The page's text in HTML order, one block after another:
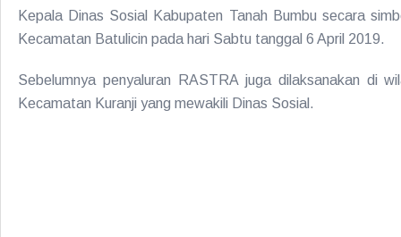
Kepala Dinas Sosial Kabupaten Tanah Bumbu secara
Kecamatan Batulicin pada hari Sabtu tanggal 6 April 2019.
Sebelumnya penyaluran RASTRA juga dilaksanakan di
Kecamatan Kuranji yang mewakili Dinas Sosial.